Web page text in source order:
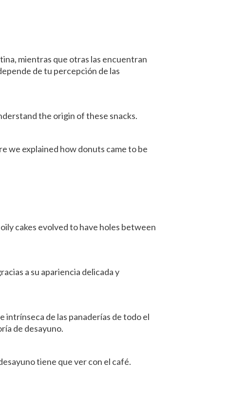
mientras que otras las encuentran
de tu percepción de las
the origin of these snacks.
we explained how donuts came to be
cakes evolved to have holes between
a su apariencia delicada y
intrínseca de las panaderías de todo el
de desayuno.
tiene que ver con el café.